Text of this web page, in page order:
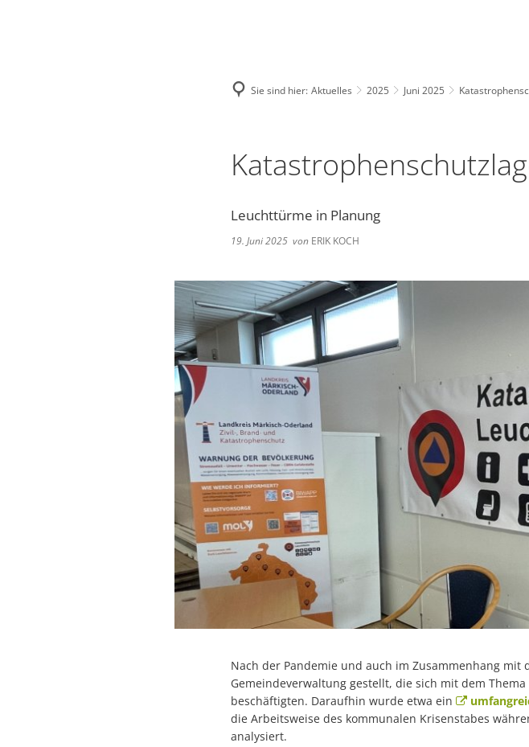
Sie sind hier: Aktuelles 2025 Juni 2025
Leuchttürme in Planung
19. Juni 2025 von ERIK KOCH
Nach der Pandemie und auch im Zusammenhang
Gemeindeverwaltung gestellt, die sich mit dem
beschäftigten. Daraufhin wurde etwa ein
die Arbeitsweise des kommunalen Krisenstabes
analysiert.